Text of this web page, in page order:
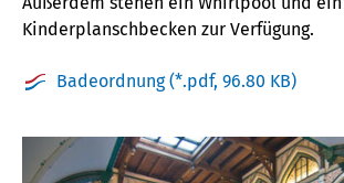
Kinderplanschbecken zur Verfügung.
Badeordnung(*.pdf, 96.80 KB)